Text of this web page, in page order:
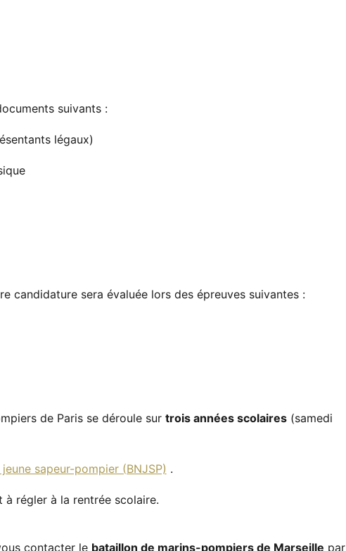
suivants :
légaux)
candidature sera évaluée lors des épreuves suivantes :
de Paris se déroule sur trois années scolaires(samedi
sapeur-pompier (BNJSP) .
à régler à la rentrée scolaire.
contacter le bataillon de marins-pompiers de Marseille par